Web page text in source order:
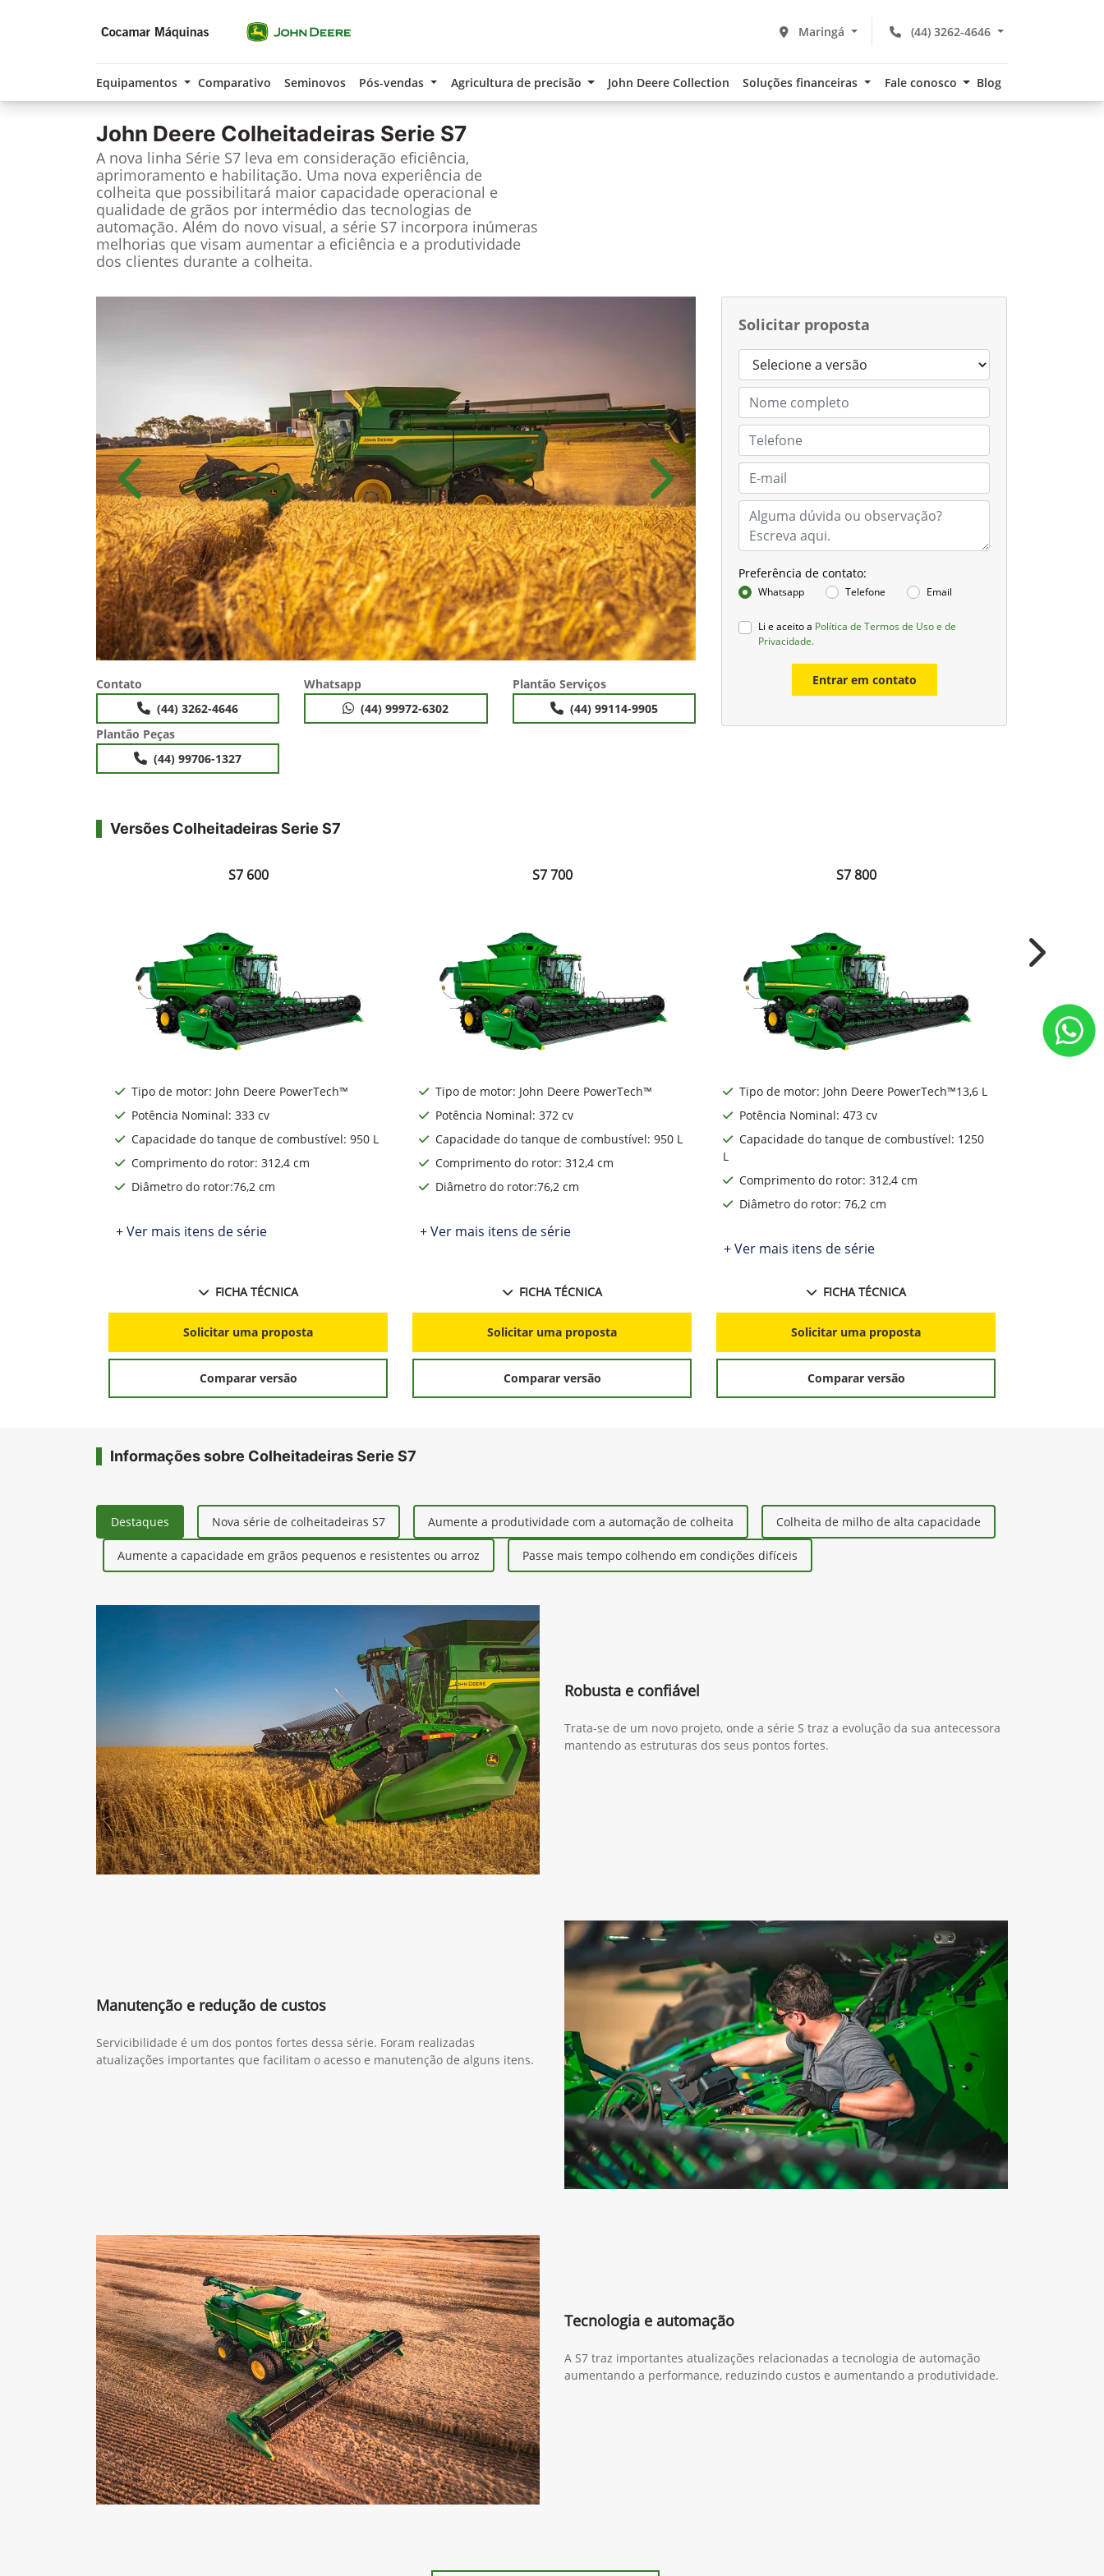
(44) 3262-4646
Maringá
Equipamentos Comparativo Seminovos Pós-vendas Agricultura de precisão John Deere Collection Soluções financeiras Fale conosco Blog
John Deere Colheitadeiras Serie S7
A nova linha Série S7 leva em consideração eficiência,
aprimoramento e habilitação. Uma nova experiência de
colheita que possibilitará maior capacidade operacional e
qualidade de grãos por intermédio das tecnologias de
automação. Além do novo visual, a série S7 incorpora inúmeras
melhorias que visam aumentar a eficiência e a produtividade
dos clientes durante a colheita.
Solicitar proposta
Preferência de contato:
Whatsapp Telefone Email
Li e aceito a Política de Termos de Uso e de
Privacidade.
Entrar em contato
Anterior Próximo
Contato
(44) 3262-4646
Whatsapp
(44) 99972-6302
Plantão Serviços
(44) 99114-9905
Plantão Peças
(44) 99706-1327
Versões Colheitadeiras Serie S7
S7 600
Tipo de motor: John Deere PowerTech™
Potência Nominal: 333 cv
Capacidade do tanque de combustível: 950 L
Comprimento do rotor: 312,4 cm
Diâmetro do rotor:76,2 cm
+ Ver mais itens de série
FICHA TÉCNICA
Solicitar uma proposta
Comparar versão
S7 700
Tipo de motor: John Deere PowerTech™
Potência Nominal: 372 cv
Capacidade do tanque de combustível: 950 L
Comprimento do rotor: 312,4 cm
Diâmetro do rotor:76,2 cm
+ Ver mais itens de série
FICHA TÉCNICA
Solicitar uma proposta
Comparar versão
S7 800
Tipo de motor: John Deere PowerTech™13,6 L
Potência Nominal: 473 cv
Capacidade do tanque de combustível: 1250
L
Comprimento do rotor: 312,4 cm
Diâmetro do rotor: 76,2 cm
+ Ver mais itens de série
FICHA TÉCNICA
Solicitar uma proposta
Comparar versão
Next
Informações sobre Colheitadeiras Serie S7
Destaques Nova série de colheitadeiras S7 Aumente a produtividade com a automação de colheita Colheita de milho de alta capacidade
Aumente a capacidade em grãos pequenos e resistentes ou arroz Passe mais tempo colhendo em condições difíceis
Robusta e confiável
Trata-se de um novo projeto, onde a série S traz a evolução da sua antecessora
mantendo as estruturas dos seus pontos fortes.
Manutenção e redução de custos
Servicibilidade é um dos pontos fortes dessa série. Foram realizadas
atualizações importantes que facilitam o acesso e manutenção de alguns itens.
Tecnologia e automação
A S7 traz importantes atualizações relacionadas a tecnologia de automação
aumentando a performance, reduzindo custos e aumentando a produtividade.